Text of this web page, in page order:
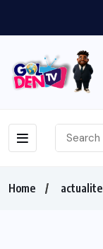
Home actualite